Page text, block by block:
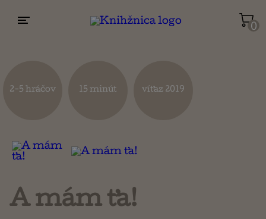
0
Náboženstvo a ezoterika
2-5 hráčov 15 minút víťaz 2019
A mám ťa!